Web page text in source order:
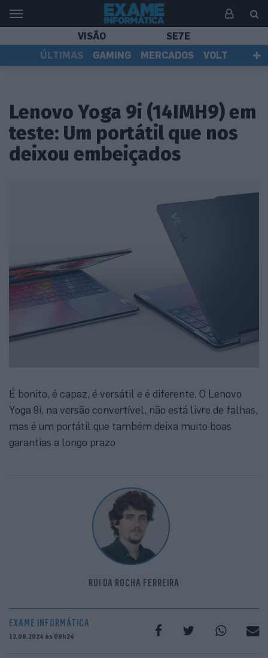
VISÃO
SE7E
ÚLTIMAS
GAMING MERCADOS
VOLT
Lenovo Yoga 9i (14IMH9) em
teste: Um portátil que nos
deixou embeiçados
É bonito, é capaz, é versátil e é diferente. O Lenovo
Yoga 9i, na versão convertível, não está livre de falhas,
mas é um portátil que também deixa muito boas
garantias a longo prazo
RUI DA ROCHA FERREIRA
EXAME INFORMÁTICA
12.09.2024 às 09h24